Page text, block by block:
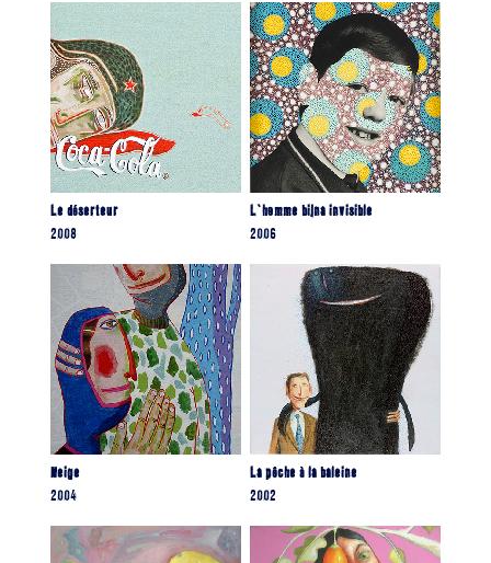
Le déserteur
2008
L’homme bijna invisible
2006
Neige
2004
La pêche à la baleine
2002